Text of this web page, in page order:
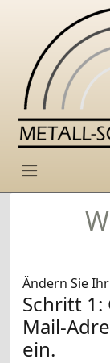
Ändern Sie
Schritt 1:
Mail-
ein.